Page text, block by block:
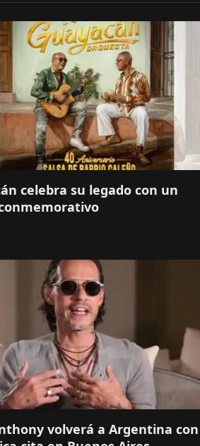
celebra su legado con un
volverá a Argentina con